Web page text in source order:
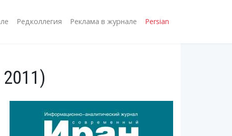
Редколлегия Реклама в журнале Persian